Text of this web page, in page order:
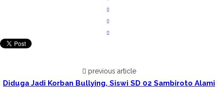
previous article
Diduga Jadi Korban Bullying, Siswi SD 02 Sambiroto Alami